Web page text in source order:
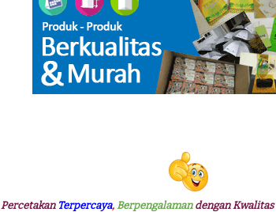
Percetakan Terpercaya, Berpengalamandengan Kwalitas